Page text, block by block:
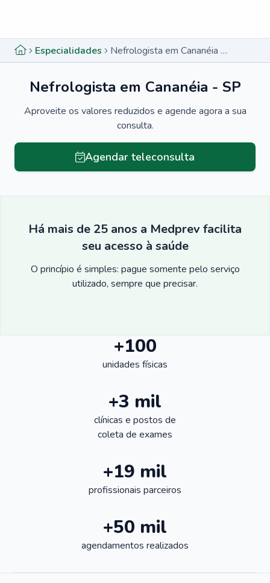
Especialidades Nefrologista em Cananéia - SP
Nefrologista em Cananéia - SP
Aproveite os valores reduzidos e agende agora a sua
consulta.
Agendar teleconsulta
Há mais de 25 anos a Medprev facilita
seu acesso à saúde
O princípio é simples: pague somente pelo serviço
utilizado, sempre que precisar.
+100
unidades físicas
+3 mil
clínicas e postos de
coleta de exames
+19 mil
profissionais parceiros
+50 mil
agendamentos realizados